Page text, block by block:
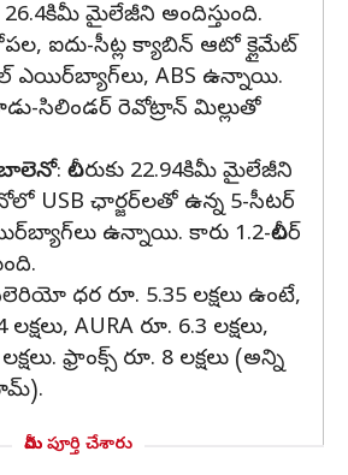
26.4కిమీ మైలేజీని అందిస్తుంది.
ఐదు-సీట్ల క్యాబిన్ ఆటో క్లైమేట్
ఎయిర్‌బ్యాగ్‌లు, ABS ఉన్నాయి.
సిలిండర్ రెవోట్రాన్ మిల్లుతో
బాలెనో: లీటరుకు 22.94కిమీ మైలేజీని
USB ఛార్జర్‌లతో ఉన్న 5-సీటర్
ఉన్నాయి. కారు 1.2-లీటర్
ధర రూ. 5.35 లక్షలు ఉంటే,
AURA రూ. 6.3 లక్షలు,
ఫ్రాంక్స్ రూ. 8 లక్షలు (అన్ని
మీరు పూర్తి చేశారు